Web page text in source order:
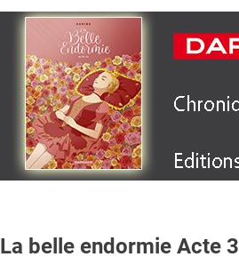
La belle endormie Acte 3